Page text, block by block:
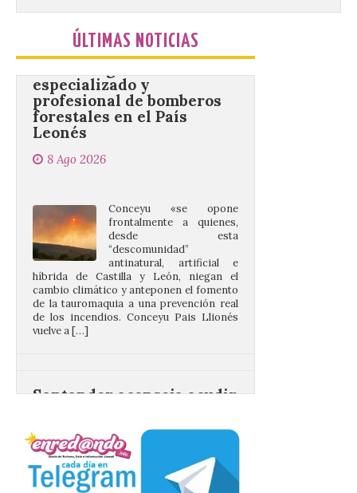
ÚLTIMAS NOTICIAS
Conceyu vuelve a exigir
un contingente
especializado y
profesional de bomberos
forestales en el País
Leonés
8 Ago 2026
“descomunidad”
antinatural, artificial e
híbrida de Castilla y León, niegan el
cambio climático y anteponen el fomento
de la tauromaquia a una prevención real
de los incendios. Conceyu Pais Llionés
vuelve a […]
público y evitar el
8 Ago 2026